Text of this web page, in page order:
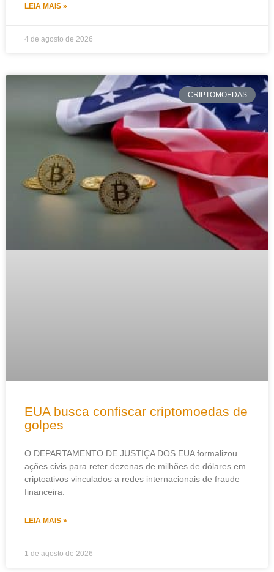
LEIA MAIS »
4 de agosto de 2026
CRIPTOMOEDAS
EUA busca confiscar criptomoedas de
golpes
O DEPARTAMENTO DE JUSTIÇA DOS EUA formalizou
ações civis para reter dezenas de milhões de dólares em
criptoativos vinculados a redes internacionais de fraude
financeira.
LEIA MAIS »
1 de agosto de 2026